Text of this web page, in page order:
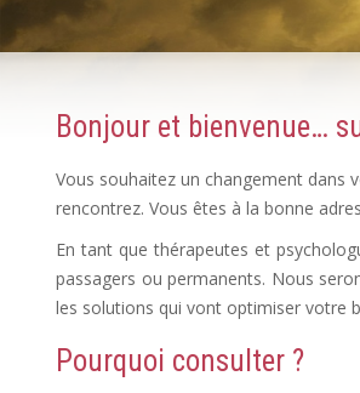
Bonjour et bienvenue…
Vous souhaitez un changement dans
rencontrez. Vous êtes à la bonne
En tant que thérapeutes et
passagers ou permanents. Nous
les solutions qui vont optimiser votre
Pourquoi consulter ?